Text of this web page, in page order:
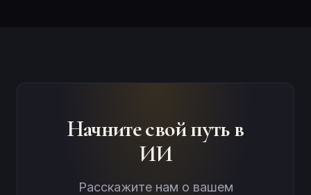
Начните свой путь в
ИИ
Расскажите нам о вашем